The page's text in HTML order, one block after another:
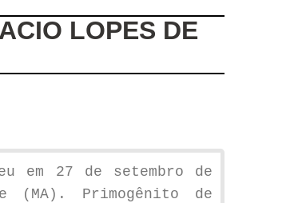
LOPES DE
em 27 de setembro de
(MA). Primogênito de